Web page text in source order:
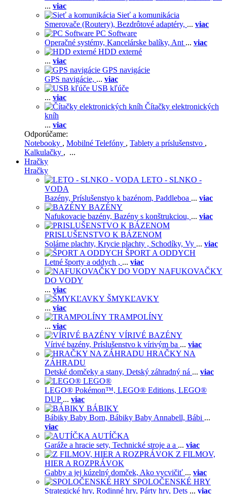
... viac
Sieť a komunikácia
Smerovače (Routery), Bezdrôtové adaptéry, ... viac
PC Software
Operačné systémy, Kancelárske balíky, Ant ... viac
HDD externé
... viac
GPS navigácie
GPS navigácie, ... viac
USB kľúče
... viac
Čítačky elektronických
kníh
... viac
Odporúčame:
Notebooky , Mobilné Telefóny , Tablety a príslušenstvo ,
Kalkulačky , ...
Hračky
Hračky
LETO - SLNKO -
VODA
Bazény, Príslušenstvo k bazénom, Paddleboa ... viac
BAZÉNY
Nafukovacie bazény, Bazény s konštrukciou, ... viac
PRISLUŠENSTVO K BÁZENOM
Solárne plachty, Krycie plachty , Schodíky, Vy ... viac
ŠPORT A ODDYCH
Letné športy a oddych , ... viac
NAFUKOVAČKY
DO VODY
... viac
ŠMYKĽAVKY
... viac
TRAMPOLÍNY
... viac
VÍRIVÉ BAZÉNY
Vírivé bazény, Príslušenstvo k vírivým ba ... viac
HRAČKY NA
ZÁHRADU
Detské domčeky a stany, Detský záhradný ná ... viac
LEGO®
LEGO® Pokémon™, LEGO® Editions, LEGO®
DUP ... viac
BÁBIKY
Bábiky Baby Born, Bábiky Baby Annabell, Bábi ...
viac
AUTÍČKA
Garáže a hracie sety, Technické stroje a a ... viac
Z FILMOV,
HIER A ROZPRÁVOK
Gabby a jej kúzelný domček, Ako vycvičiť ... viac
SPOLOČENSKÉ HRY
Strategické hry, Rodinné hry, Párty hry, Dets ... viac